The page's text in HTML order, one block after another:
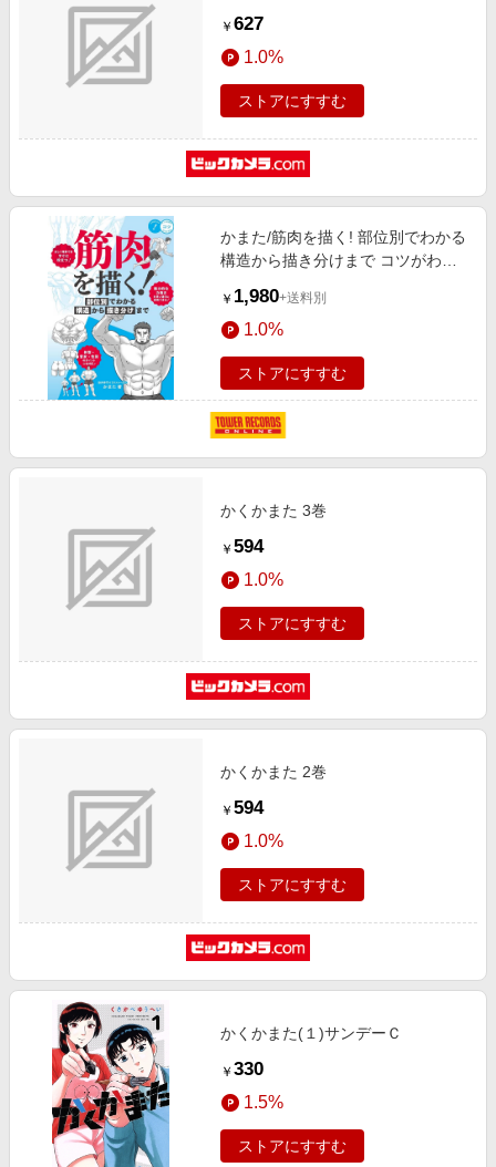
￥ 627
1.0%
ストアにすすむ
かまた/筋肉を描く! 部位別でわかる
構造から描き分けまで コツがわか
￥ 1,980+送料別
1.0%
ストアにすすむ
かくかまた 3巻
￥ 594
1.0%
ストアにすすむ
かくかまた 2巻
￥ 594
1.0%
ストアにすすむ
かくかまた(１)サンデーＣ
￥ 330
1.5%
ストアにすすむ